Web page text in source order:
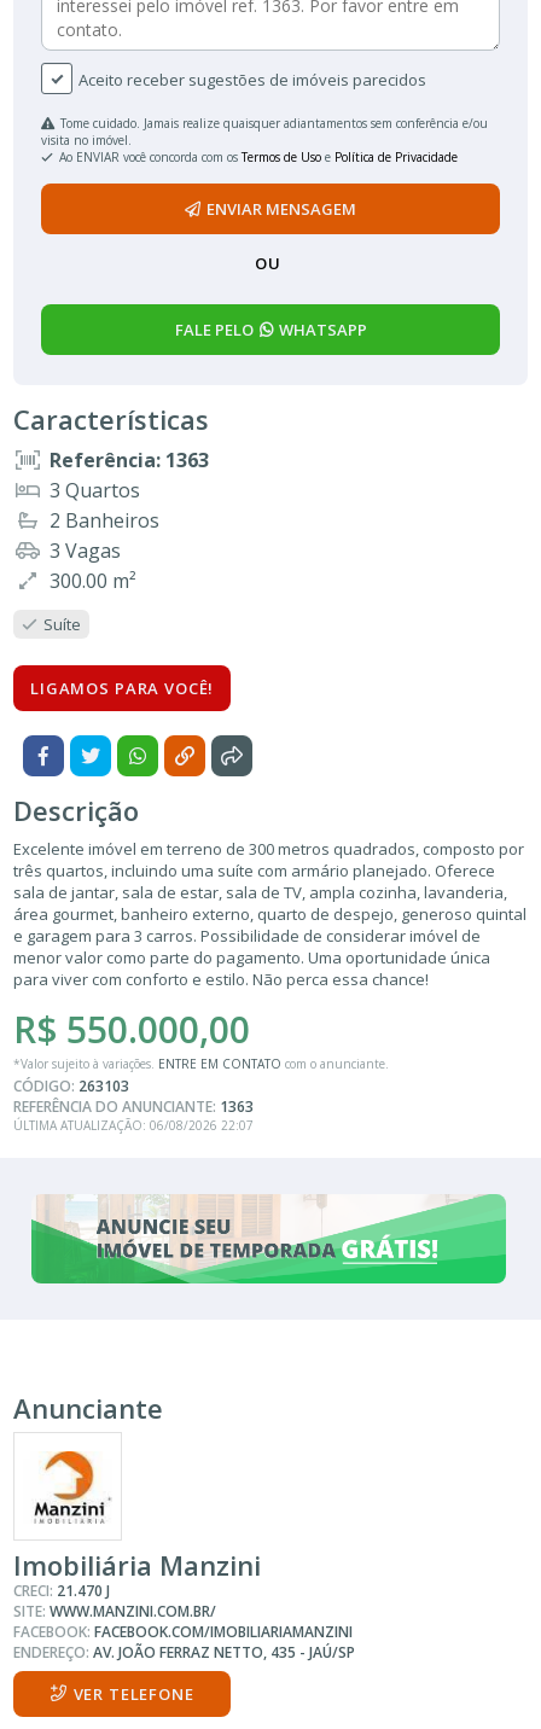
Aceito receber sugestões de imóveis parecidos
Tome cuidado. Jamais realize quaisquer adiantamentos sem conferência e/ou
visita no imóvel.
Ao ENVIAR você concorda com osTermos de Uso e Política de Privacidade
ENVIAR MENSAGEM
OU
FALE PELO WHATSAPP
Características
Referência: 1363
3 Quartos
2 Banheiros
3 Vagas
300.00 m²
Suíte
LIGAMOS PARA VOCÊ!
Descrição
Excelente imóvel em terreno de 300 metros quadrados, composto por
três quartos, incluindo uma suíte com armário planejado. Oferece
sala de jantar, sala de estar, sala de TV, ampla cozinha, lavanderia,
área gourmet, banheiro externo, quarto de despejo, generoso quintal
e garagem para 3 carros. Possibilidade de considerar imóvel de
menor valor como parte do pagamento. Uma oportunidade única
para viver com conforto e estilo. Não perca essa chance!
R$ 550.000,00
*Valor sujeito à variações. ENTRE EM CONTATO com o anunciante.
CÓDIGO: 263103
REFERÊNCIA DO ANUNCIANTE: 1363
ÚLTIMA ATUALIZAÇÃO: 06/08/2026 22:07
Anunciante
Imobiliária Manzini
CRECI: 21.470 J
SITE:WWW.MANZINI.COM.BR/
FACEBOOK:FACEBOOK.COM/IMOBILIARIAMANZINI
ENDEREÇO:AV. JOÃO FERRAZ NETTO, 435 - JAÚ/SP
VER TELEFONE